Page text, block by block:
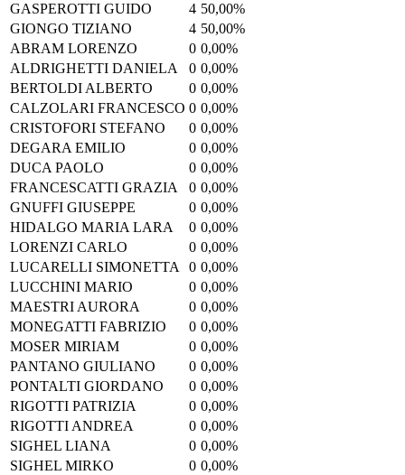
GASPEROTTI GUIDO
4 50,00%
GIONGO TIZIANO
4 50,00%
ABRAM LORENZO
0 0,00%
ALDRIGHETTI DANIELA
0 0,00%
BERTOLDI ALBERTO
0 0,00%
CALZOLARI FRANCESCO 0 0,00%
CRISTOFORI STEFANO
0 0,00%
DEGARA EMILIO
0 0,00%
DUCA PAOLO
0 0,00%
FRANCESCATTI GRAZIA
0 0,00%
GNUFFI GIUSEPPE
0 0,00%
HIDALGO MARIA LARA
0 0,00%
LORENZI CARLO
0 0,00%
LUCARELLI SIMONETTA
0 0,00%
LUCCHINI MARIO
0 0,00%
MAESTRI AURORA
0 0,00%
MONEGATTI FABRIZIO
0 0,00%
MOSER MIRIAM
0 0,00%
PANTANO GIULIANO
0 0,00%
PONTALTI GIORDANO
0 0,00%
RIGOTTI PATRIZIA
0 0,00%
RIGOTTI ANDREA
0 0,00%
SIGHEL LIANA
0 0,00%
SIGHEL MIRKO
0 0,00%